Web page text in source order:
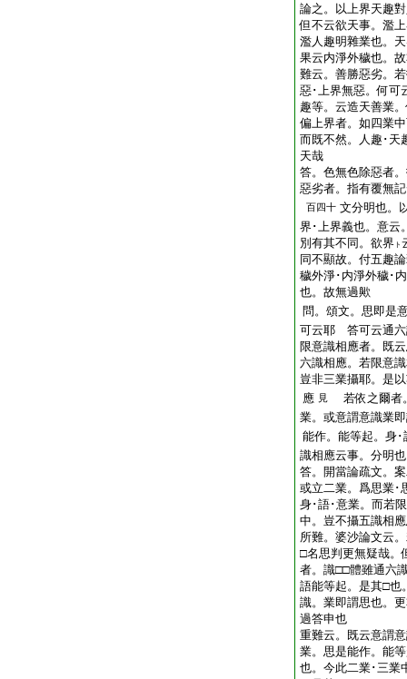
論之。以上界天趣
但不云欲天事。濫
濫人趣明雜業也。天
果云内淨外穢也。
難云。善勝惡劣。
惡･上界無惡。何可
趣等。云造天善業
偏上界者。如四業
而既不然。人趣･天
天哉
答。色無色除惡者
惡劣者。指有覆無
百四十 文分明也。
界･上界義也。意云
別有其不同。欲界 ト
同不顯故。付五趣
穢外淨･内淨外穢･
也。故無過歟
問。頌文。思即是
可云耶 答可云通六
限意識相應者。既
六識相應。若限意
豈非三業攝耶。是
應 見
若依之爾者
業。或意謂意識業
能作。能等起。身
識相應云事。分明
答。開當論疏文。
或立二業。爲思業･
身･語･意業。而若
中。豈不攝五識相
所難。婆沙論文云
□名思判更無疑哉。
者。識□□體雖通六
語能等起。是其□也
識。業即謂思也。
過答申也
重難云。既云意謂
業。思是能作。能
也。今此二業･三業